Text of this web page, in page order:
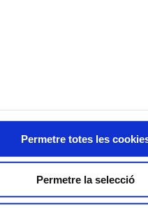
Permetre totes les
Permetre la selecció